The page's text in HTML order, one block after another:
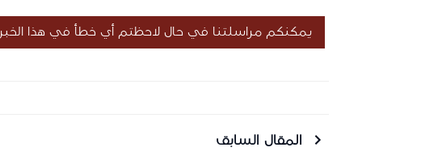
يمكنكم مراسلتنا في حال لاحظتم أي خطأ في هذا الخبر
المقال السابق